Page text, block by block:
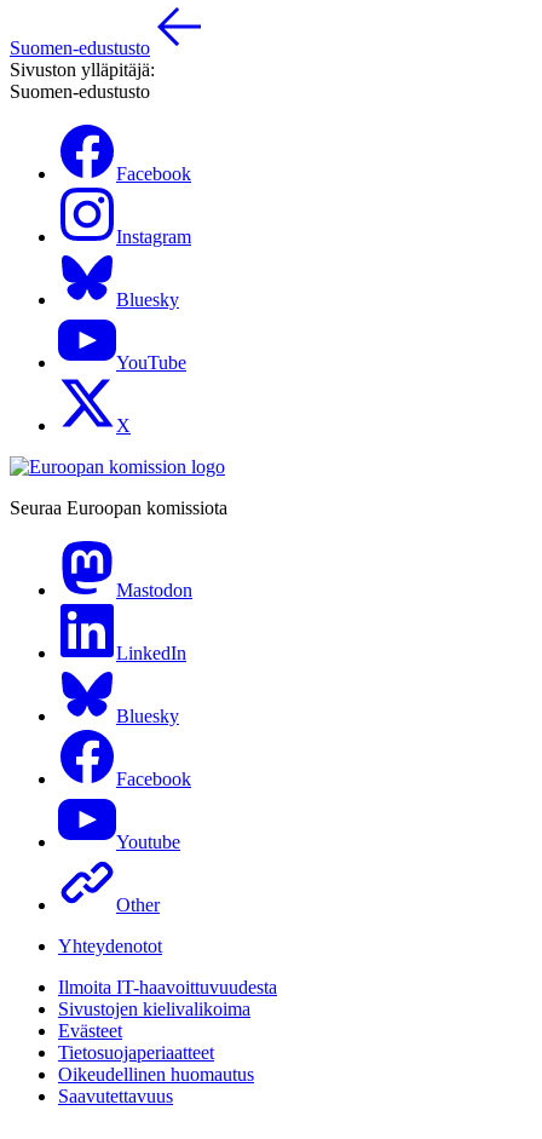
Suomen-edustusto
Sivuston ylläpitäjä:
Suomen-edustusto
Facebook
Instagram
Bluesky
YouTube
X
Seuraa Euroopan komissiota
Mastodon
LinkedIn
Bluesky
Facebook
Youtube
Other
Yhteydenotot
Ilmoita IT-haavoittuvuudesta
Sivustojen kielivalikoima
Evästeet
Tietosuojaperiaatteet
Oikeudellinen huomautus
Saavutettavuus